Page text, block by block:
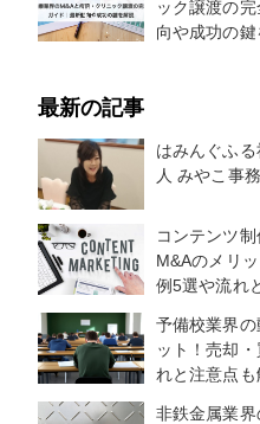
ック譲渡の
向や成功の鍵
最新の記事
はみんぐふ
人 みやこ事
コンテンツ
M&Aのメリ
例5選や流れ
予備校業界の
ット！売却
れと注意点も
非鉄金属業界